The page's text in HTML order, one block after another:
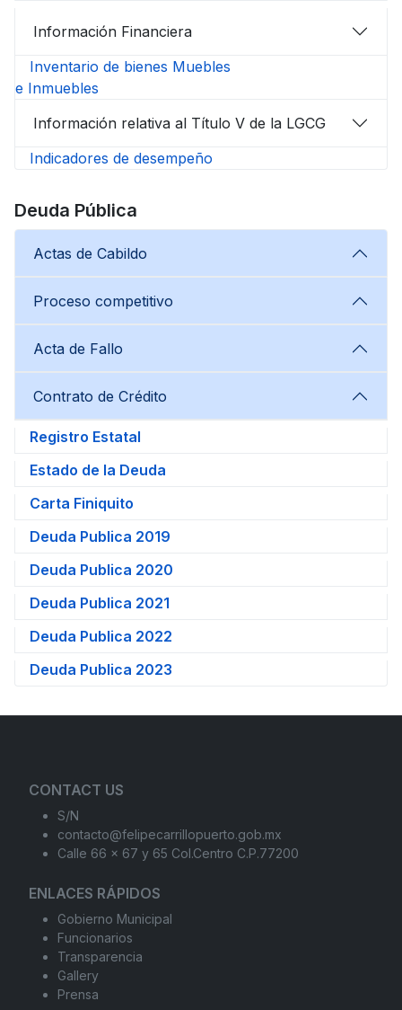
Información Financiera
Inventario de bienes Muebles
e Inmuebles
Información relativa al Título V de la LGCG
Indicadores de desempeño
Deuda Pública
Actas de Cabildo
Proceso competitivo
Acta de Fallo
Contrato de Crédito
Registro Estatal
Estado de la Deuda
Carta Finiquito
Deuda Publica 2019
Deuda Publica 2020
Deuda Publica 2021
Deuda Publica 2022
Deuda Publica 2023
CONTACT US
S/N
contacto@felipecarrillopuerto.gob.mx
Calle 66 x 67 y 65 Col.Centro C.P.77200
ENLACES RÁPIDOS
Gobierno Municipal
Funcionarios
Transparencia
Gallery
Prensa